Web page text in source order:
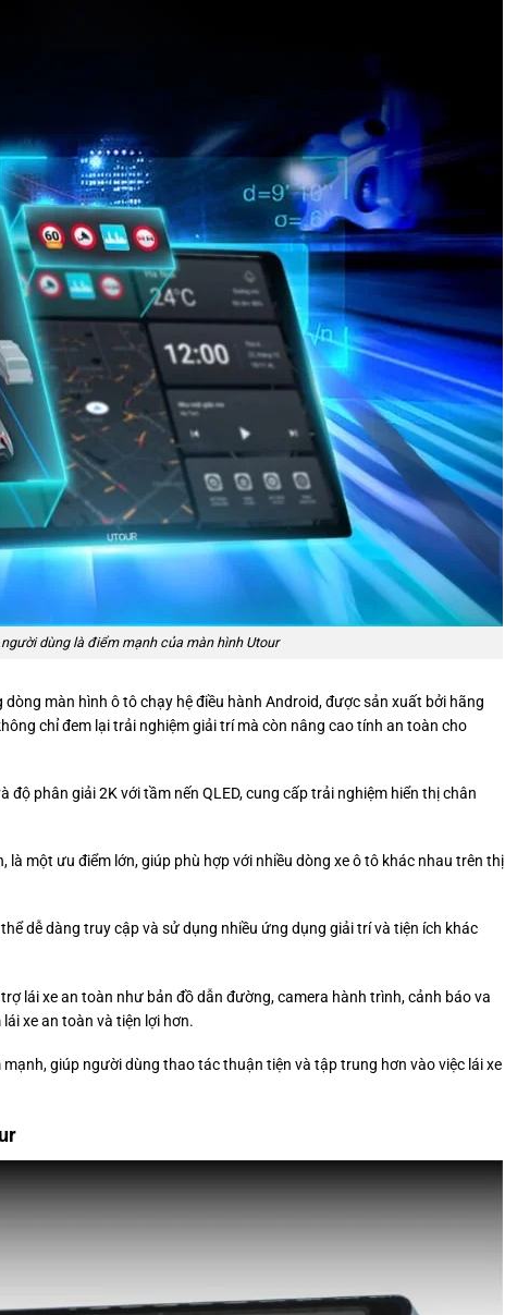
dùng là điểm mạnh của màn hình Utour
màn hình ô tô chạy hệ điều hành Android, được sản xuất bởi hãng
chỉ đem lại trải nghiệm giải trí mà còn nâng cao tính an toàn cho
phân giải 2K với tầm nến QLED, cung cấp trải nghiệm hiển thị chân
là một ưu điểm lớn, giúp phù hợp với nhiều dòng xe ô tô khác nhau trên thị
dễ dàng truy cập và sử dụng nhiều ứng dụng giải trí và tiện ích khác
lái xe an toàn như bản đồ dẫn đường, camera hành trình, cảnh báo va
xe an toàn và tiện lợi hơn.
giúp người dùng thao tác thuận tiện và tập trung hơn vào việc lái xe